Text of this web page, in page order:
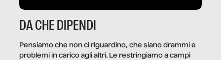
DA CHE DIPENDI
Pensiamo che non ci riguardino, che siano drammi e
problemi in carico agli altri. Le restringiamo a campi